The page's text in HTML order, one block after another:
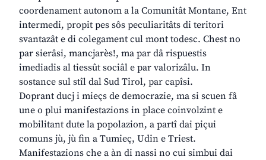
coordenament autonom a la Comunitât Montane, Ent
intermedi, propit pes sôs peculiaritâts di teritori
svantazât e di colegament cul mont todesc. Chest no
par sierâsi, mancjarès!, ma par dâ rispuestis
imediadis al tiessût sociâl e par valorizâlu. In
sostance sul stîl dal Sud Tirol, par capîsi.
Doprant ducj i mieçs de democrazie, ma si scuen fâ
une o plui manifestazions in place coinvolzint e
mobilitant dute la popolazion, a partî dai piçui
comuns jù, jù fin a Tumieç, Udin e Triest.
Manifestazions che a àn di nassi no cui simbui dai